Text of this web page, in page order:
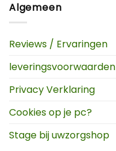
Algemeen
Reviews / Ervaringen
leveringsvoorwaarden
Privacy Verklaring
Cookies op je pc?
Stage bij uwzorgshop